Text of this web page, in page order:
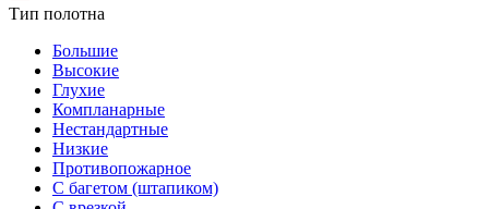
Тип полотна
Большие
Высокие
Глухие
Компланарные
Нестандартные
Низкие
Противопожарное
С багетом (штапиком)